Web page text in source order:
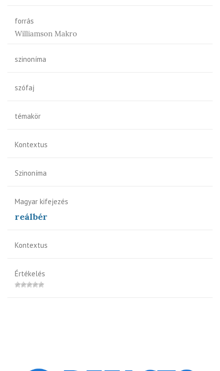
forrás
Williamson Makro
szinoníma
szófaj
témakör
Kontextus
Szinoníma
Magyar kifejezés
reálbér
Kontextus
Értékelés